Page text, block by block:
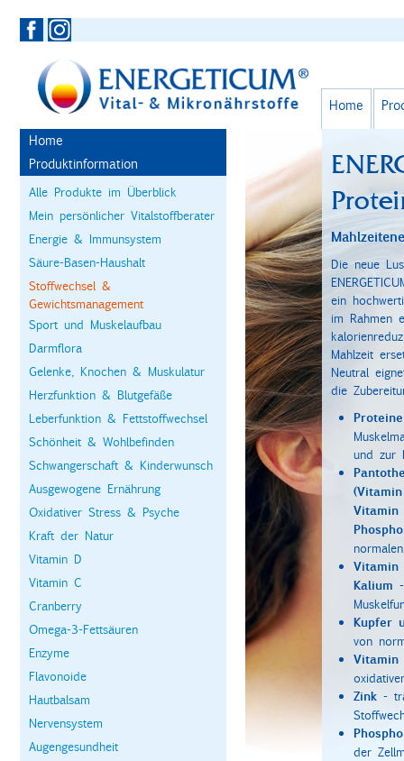
Home
Home
Produktinformation
Alle Produkte im Überblick
Mein persönlicher Vitalstoffberater
Energie & Immunsystem
Säure-Basen-Haushalt
Stoffwechsel &
Gewichtsmanagement
Sport und Muskelaufbau
Darmflora
Gelenke, Knochen & Muskulatur
Herzfunktion & Blutgefäße
Leberfunktion & Fettstoffwechsel
Schönheit & Wohlbefinden
Schwangerschaft & Kinderwunsch
Ausgewogene Ernährung
Oxidativer Stress & Psyche
Kraft der Natur
Vitamin D
Vitamin C
Cranberry
Omega-3-Fettsäuren
Enzyme
Flavonoide
Hautbalsam
Nervensystem
Augengesundheit
Die neue
ein
im Rahmen
Mahlzeit
Neutral
die
Proteine
und zur
Vitamin
Vitamin
Kalium
Kupfer
von
Vitamin
Zink-
der